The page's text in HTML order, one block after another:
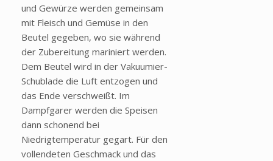
und Gewürze werden gemeinsam
mit Fleisch und Gemüse in den
Beutel gegeben, wo sie während
der Zubereitung mariniert werden.
Dem Beutel wird in der Vakuumier-
Schublade die Luft entzogen und
das Ende verschweißt. Im
Dampfgarer werden die Speisen
dann schonend bei
Niedrigtemperatur gegart. Für den
vollendeten Geschmack und das